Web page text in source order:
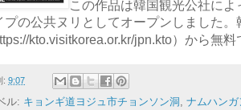
この作品は韓国観光公社に
プの公共ヌリとしてオープンしました。
kto.visitkorea.or.kr/jpn.kto）から無
: 9:07
ル: キョンギ道ヨジュ市チョンソン洞 ナムハンガ